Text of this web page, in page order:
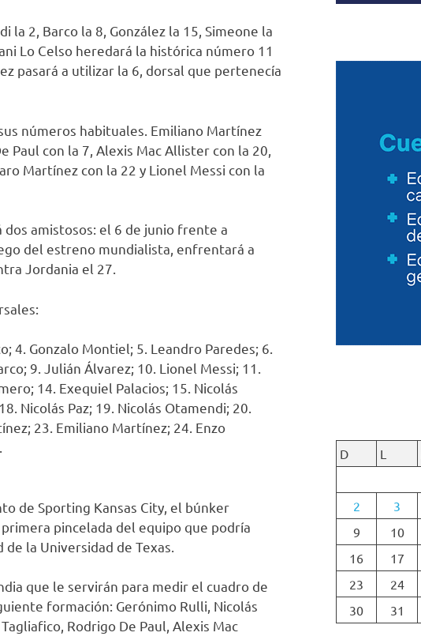
2, Barco la 8, González la 15, Simeone la
Lo Celso heredará la histórica número 11
pasará a utilizar la 6, dorsal que pertenecía
números habituales. Emiliano Martínez
Paul con la 7, Alexis Mac Allister con la 20,
Martínez con la 22 y Lionel Messi con la
amistosos: el 6 de junio frente a
del estreno mundialista, enfrentará a
Jordania el 27.
4. Gonzalo Montiel; 5. Leandro Paredes; 6.
9. Julián Álvarez; 10. Lionel Messi; 11.
14. Exequiel Palacios; 15. Nicolás
Nicolás Paz; 19. Nicolás Otamendi; 20.
23. Emiliano Martínez; 24. Enzo
de Sporting Kansas City, el búnker
pincelada del equipo que podría
la Universidad de Texas.
que le servirán para medir el cuadro de
formación: Gerónimo Rulli, Nicolás
Rodrigo De Paul, Alexis Mac
D
L
2
3
9
10
16
17
23
24
30
31